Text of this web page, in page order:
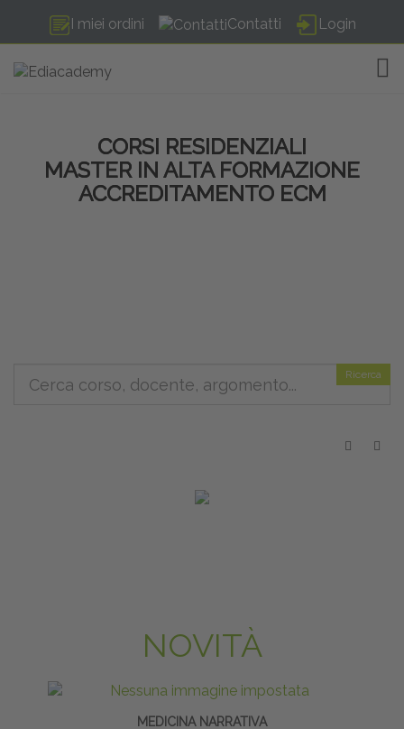
I miei ordini Contatti Login
CORSI RESIDENZIALI
MASTER IN ALTA FORMAZIONE
ACCREDITAMENTO ECM
Ricerca
NOVITÀ
MEDICINA NARRATIVA